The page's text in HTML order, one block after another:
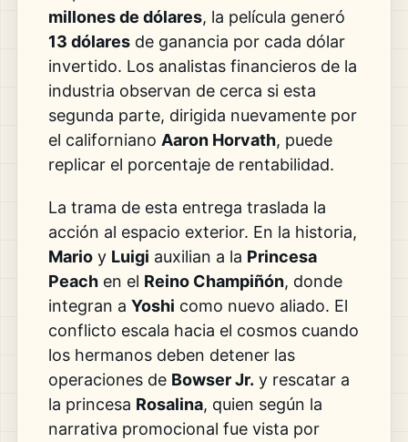
millones de dólares, la película generó
13 dólaresde ganancia por cada dólar
invertido. Los analistas financieros de la
industria observan de cerca si esta
segunda parte, dirigida nuevamente por
el californiano Aaron Horvath, puede
replicar el porcentaje de rentabilidad.
La trama de esta entrega traslada la
acción al espacio exterior. En la historia,
Marioy Luigi auxilian a la Princesa
Peachen el Reino Champiñón, donde
integran a Yoshi como nuevo aliado. El
conflicto escala hacia el cosmos cuando
los hermanos deben detener las
operaciones de Bowser Jr. y rescatar a
la princesa Rosalina, quien según la
narrativa promocional fue vista por